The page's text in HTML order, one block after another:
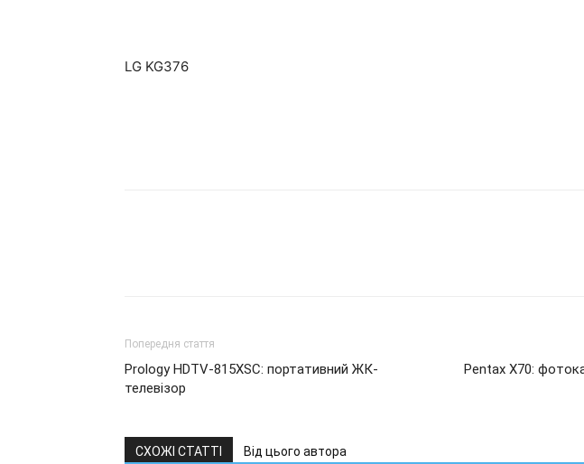
LG KG376
Попередня стаття
Prology HDTV-815XSC: портативний ЖК-
телевізор
Pentax X70:
СХОЖІ СТАТТІ Від цього автора